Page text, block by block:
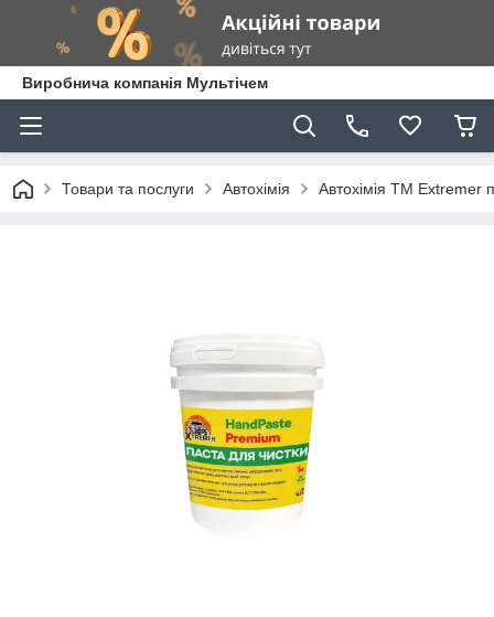
Виробнича компанія Мультічем
Товари та послуги Автохімія Автохімія ТМ Extremer